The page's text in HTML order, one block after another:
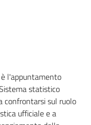
l'appuntamento
statistico
confrontarsi sul ruolo
ufficiale e a